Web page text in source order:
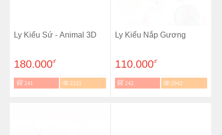
Ly Kiểu Sứ - Animal 3D
180.000đ
241 2221
Ly Kiểu Nắp Gương
110.000đ
242 2942